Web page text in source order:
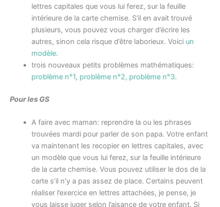
lettres capitales que vous lui ferez, sur la feuille
intérieure de la carte chemise. S’il en avait trouvé
plusieurs, vous pouvez vous charger d’écrire les
autres, sinon cela risque d’être laborieux. Voici un
modèle.
trois nouveaux petits problèmes mathématiques:
problème n°1, problème n°2, problème n°3.
Pour les GS
A faire avec maman: reprendre la ou les phrases
trouvées mardi pour parler de son papa. Votre enfant
va maintenant les recopier en lettres capitales, avec
un modèle que vous lui ferez, sur la feuille intérieure
de la carte chemise. Vous pouvez utiliser le dos de la
carte s’il n’y a pas assez de place. Certains peuvent
réaliser l’exercice en lettres attachées, je pense, je
vous laisse juger selon l’aisance de votre enfant. Si